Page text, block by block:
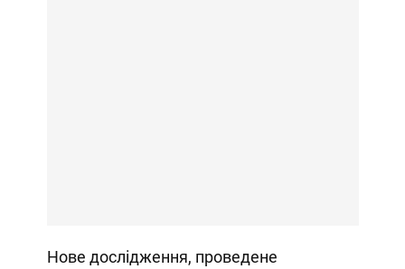
Нове дослідження, проведене